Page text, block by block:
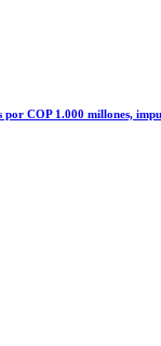
por COP 1.000 millones,